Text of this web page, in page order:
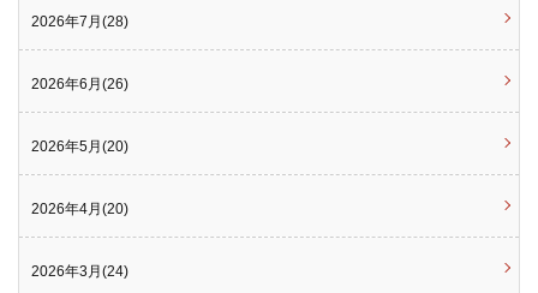
2026年7月(28)
2026年6月(26)
2026年5月(20)
2026年4月(20)
2026年3月(24)